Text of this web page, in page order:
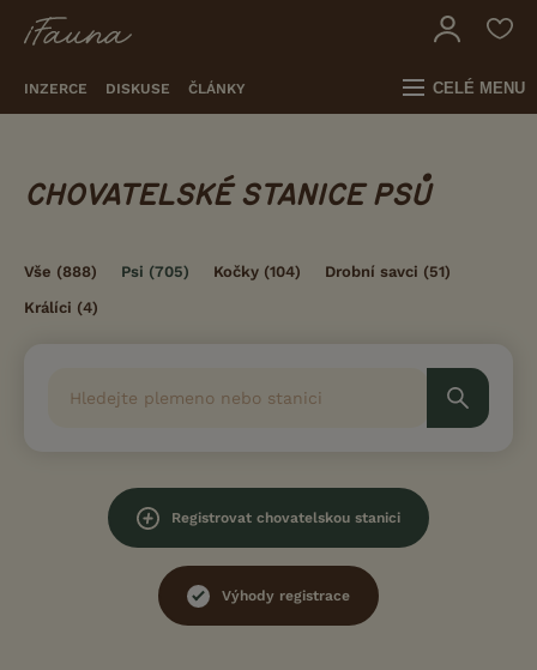
INZERCE DISKUSE ČLÁNKY CELÉ MENU
CHOVATELSKÉ STANICE PSŮ
Vše (888) Psi (705) Kočky (104) Drobní savci (51)
Králíci (4)
Registrovat chovatelskou stanici
Výhody registrace